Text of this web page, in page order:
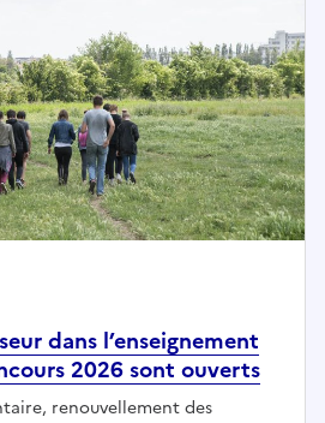
dans l’enseignement
2026 sont ouverts
renouvellement des